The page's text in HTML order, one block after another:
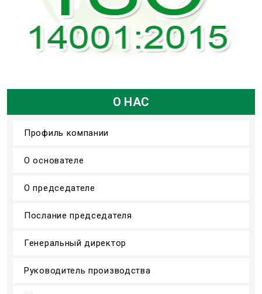
О НАС
Профиль компании
О основателе
О председателе
Послание председателя
Генеральный директор
Руководитель производства